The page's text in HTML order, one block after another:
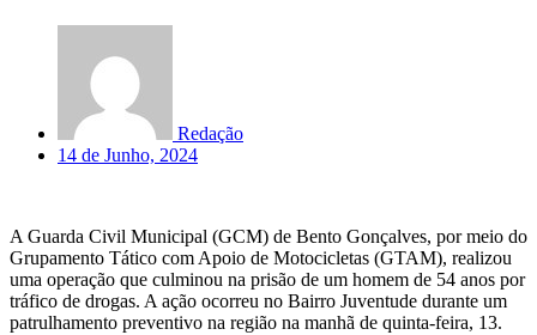
Redação
14 de Junho, 2024
A Guarda Civil Municipal (GCM) de Bento Gonçalves, por meio do
Grupamento Tático com Apoio de Motocicletas (GTAM), realizou
uma operação que culminou na prisão de um homem de 54 anos por
tráfico de drogas. A ação ocorreu no Bairro Juventude durante um
patrulhamento preventivo na região na manhã de quinta-feira, 13.